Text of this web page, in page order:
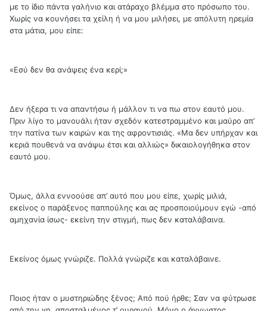
με το ίδιο πάντα γαλήνιο και ατάραχο βλέμμα στο πρόσωπο του.
Χωρίς να κουνήσει τα χείλη ή να μου μιλήσει, με απόλυτη ηρεμία
στα μάτια, μου είπε:
«Εσύ δεν θα ανάψεις ένα κερί;»
Δεν ήξερα τι να απαντήσω ή μάλλον τι να πω στον εαυτό μου.
Πριν λίγο το μανουάλι ήταν σχεδόν κατεστραμμένο και μαύρο απ’
την πατίνα των καιρών και της αφροντισιάς. «Μα δεν υπήρχαν και
κεριά πουθενά να ανάψω έτσι και αλλιώς» δικαιολογήθηκα στον
εαυτό μου.
Όμως, άλλα εννοούσε απ’ αυτό που μου είπε, χωρίς μιλιά,
εκείνος ο παράξενος παππούλης και ας προσποιούμουν εγώ -από
αμηχανία ίσως- εκείνη την στιγμή, πως δεν καταλάβαινα.
Εκείνος όμως γνώριζε. Πολλά γνώριζε και καταλάβαινε.
Ποιος ήταν ο μυστηριώδης ξένος; Από πού ήρθε; Σαν να φύτρωσε